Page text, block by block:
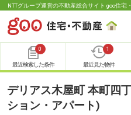
NTTグループ運営の不動産総合サイト goo住宅
0
最近検索した条件
1
最近見た物件
デリアス木屋町 本町四
ション・アパート)